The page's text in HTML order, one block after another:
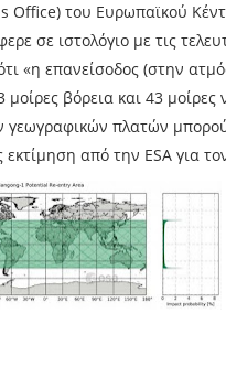
του Ευρωπαϊκού
σε ιστολόγιο με τις
«η επανείσοδος (στην
βόρεια και 43 μοίρες
γεωγραφικών πλατών
από την ESA για